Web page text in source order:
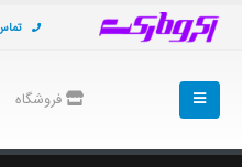
تماس از
فروشگاه